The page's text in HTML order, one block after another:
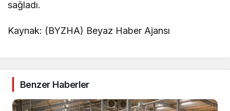
sağladı.
Kaynak: (BYZHA) Beyaz Haber Ajansı
Benzer Haberler